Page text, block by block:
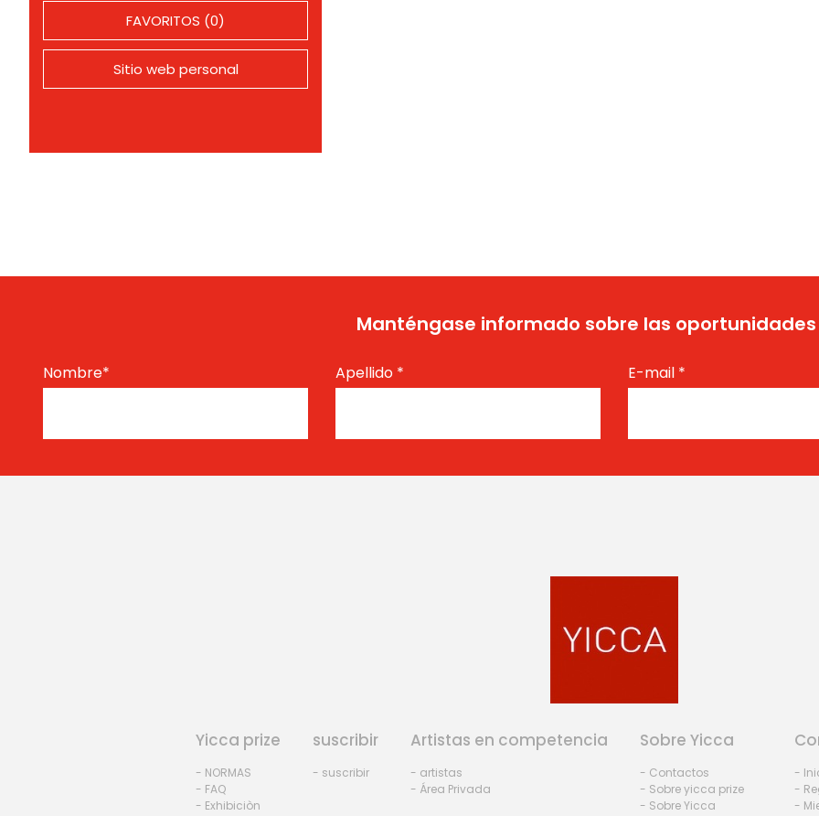
FAVORITOS (0)
Sitio web personal
Manténgase informado sobre las oportunidades
Nombre* Apellido * E-mail *
Yicca prize
- NORMAS
- FAQ
- Exhibiciòn
suscribir
- suscribir
Artistas en competencia
- artistas
- Área Privada
Sobre Yicca
- Contactos
- Sobre yicca prize
- Sobre Yicca
-
-
-